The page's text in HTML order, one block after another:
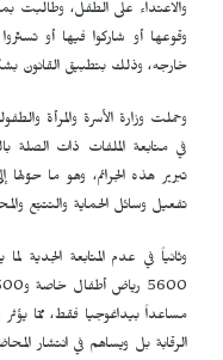
والاعتداء على الطفل، وطالبت
وقوعها أو شاركوا فيها أو
خارجه، وذلك بتطبيق القانون
وحملت وزارة الأسرة والمرأة
في متابعة الملفات ذات الصلة
تبرير هذه الجرائم، وهو ما
تفعيل وسائل الحماية والتتبّع
مساعداً بيداغوجيا فقط، ممّا
الرقابة بل ويساهم في انتشار